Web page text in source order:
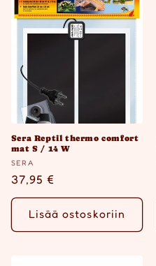
Sera Reptil thermo comfort
mat S / 14 W
Myyjä:
SERA
Normaalihinta
37,95 €
Lisää ostoskoriin